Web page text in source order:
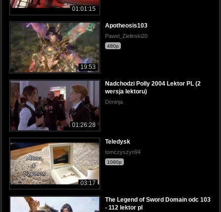
01:01:15
19:53
Apotheosis103
Pawel_Zielinski20
480p
01:26:28
Nadchodzi Polly 2004 Lektor PL (2
wersja lektoru)
Deninja
03:17
Teledysk
tomczyszyn94
1080p
The Legend of Sword Domain odc 103
- 112 lektor pl